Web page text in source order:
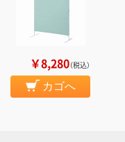
￥8,280（税込）
カゴへ